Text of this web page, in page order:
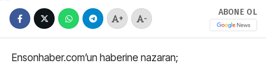
+ -
ABONE OL
Ensonhaber.com’un haberine nazaran;